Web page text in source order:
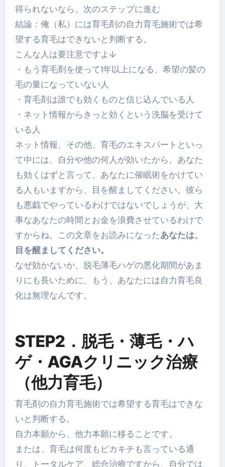
得られないなら、次のステップに進む
結論：俺（私）には育毛剤の自力育毛施術では希
望する育毛はできないと判断する。
こんな人は要注意ですよ↓
・もう育毛剤を使って1年以上になる、希望の髪の
毛の量になっていない人
・育毛剤は誰でも効くものと信じ込んでいる人
・ネット情報からきっと効くという洗脳を受けて
いる人
ネット情報、その他、育毛のエキスパートといっ
て中には、自分や他の何人が効いたから、あなた
も効くはずと言って、あなたに催眠術をかけてい
る人もいますから、目を醒ましてください。彼ら
も悪戯でやっているわけではないでしょうが、大
事なあなたの時間とお金を浪費させているわけで
すからね。この文章をお読みになったあなたは、
目を醒ましてください。
なぜ効かないか、脱毛薄毛ハゲの悪化期間があま
りにも長いために、もう、あなたには自力育毛良
化は無理なんです。
STEP2．脱毛・薄毛・ハ
ゲ・AGAクリニック治療
（他力育毛）
育毛剤の自力育毛施術では希望する育毛はできな
いと判断する。
自力本願から、他力本願に移ることです。
または、育毛は何度もピカキチも言っている通
り、トータルケア、総合治療ですから、自分では